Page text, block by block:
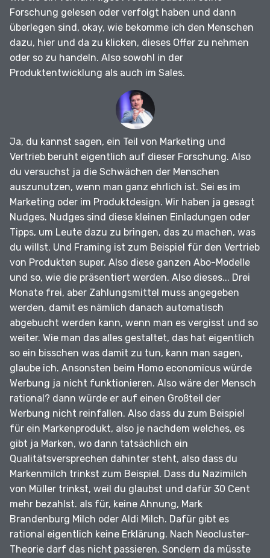
Forschung gelesen oder verfolgt haben und dann
überlegen sind, okay, wie bekomme ich den Menschen
dazu, hier und da zu klicken, dieses Offer zu nehmen
oder so zu handeln. Also sowohl in der
Produktentwicklung als auch im Sales.
Ja, du kannst sagen, ein Teil von Marketing und
Vertrieb beruht eigentlich auf dieser Forschung. Also
du versuchst ja die Schwächen der Menschen
auszunutzen, wenn man ganz ehrlich ist. Sei es im
Marketing oder im Produktdesign. Wir haben ja gesagt
Nudges. Nudges sind diese kleinen Einladungen oder
Tipps, um Leute dazu zu bringen, das zu machen, was
du willst. Und Framing ist zum Beispiel für den Vertrieb
von Produkten super. Also diese ganzen Abo-Modelle
und so, wie die präsentiert werden. Also dieses... Drei
Monate frei, aber Zahlungsmittel muss angegeben
werden, damit es nämlich danach automatisch
abgebucht werden kann, wenn man es vergisst und so
weiter. Wie man das alles gestaltet, das hat eigentlich
so ein bisschen was damit zu tun, kann man sagen,
glaube ich. Ansonsten beim Homo economicus würde
Werbung ja nicht funktionieren. Also wäre der Mensch
rational? dann würde er auf einen Großteil der
Werbung nicht reinfallen. Also dass du zum Beispiel
für ein Markenprodukt, also je nachdem welches, es
gibt ja Marken, wo dann tatsächlich ein
Qualitätsversprechen dahinter steht, also dass du
Markenmilch trinkst zum Beispiel. Dass du Nazimilch
von Müller trinkst, weil du glaubst und dafür 30 Cent
mehr bezahlst. als für, keine Ahnung, Mark
Brandenburg Milch oder Aldi Milch. Dafür gibt es
rational eigentlich keine Erklärung. Nach Neocluster-
Theorie darf das nicht passieren. Sondern da müsste